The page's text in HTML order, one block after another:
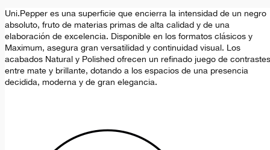
Uni.Pepper es una superficie que encierra la intensidad de un negro
absoluto, fruto de materias primas de alta calidad y de una
elaboración de excelencia. Disponible en los formatos clásicos y
Maximum, asegura gran versatilidad y continuidad visual. Los
acabados Natural y Polished ofrecen un refinado juego de contrastes
entre mate y brillante, dotando a los espacios de una presencia
decidida, moderna y de gran elegancia.